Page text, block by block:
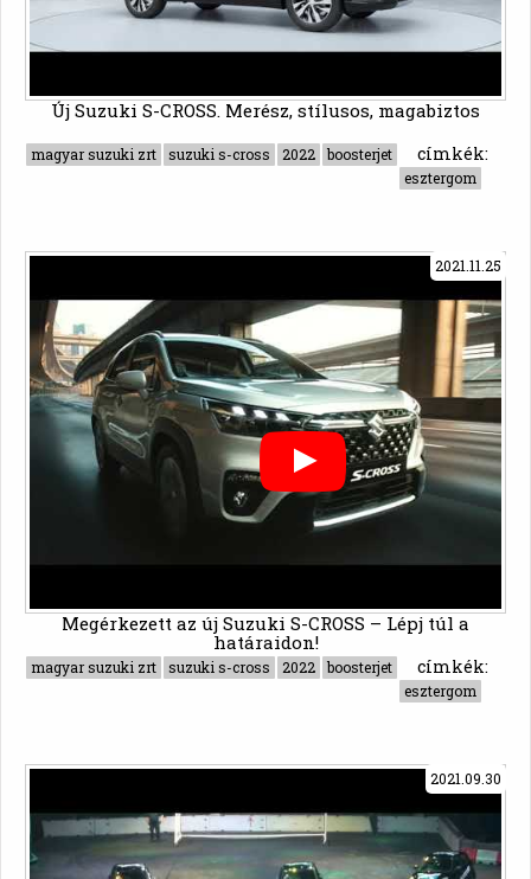
Új Suzuki S-CROSS. Merész, stílusos, magabiztos
címkék:
magyar suzuki zrt suzuki s-cross 2022
boosterjet
esztergom
Megérkezett az új Suzuki S-CROSS – Lépj túl a
határaidon!
címkék:
magyar suzuki zrt suzuki s-cross 2022
boosterjet
esztergom
2021.11.25
2021.09.30